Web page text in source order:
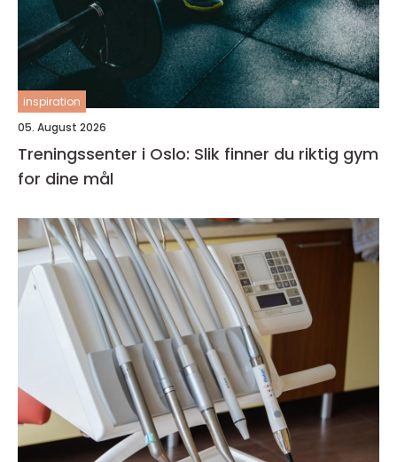
inspiration
05. August 2026
Treningssenter i Oslo: Slik finner du riktig gym
for dine mål